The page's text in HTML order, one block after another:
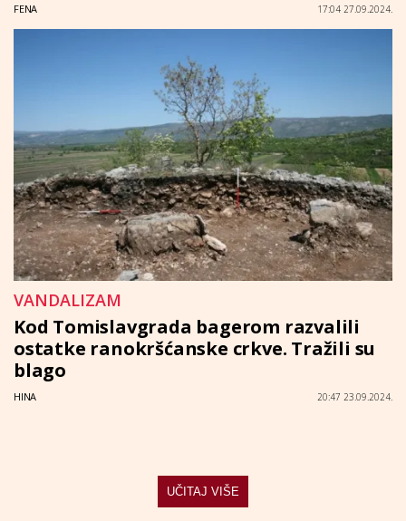
FENA 17:04 27.09.2024.
VANDALIZAM
Kod Tomislavgrada bagerom razvalili
ostatke ranokršćanske crkve. Tražili su
blago
HINA 20:47 23.09.2024.
UČITAJ VIŠE